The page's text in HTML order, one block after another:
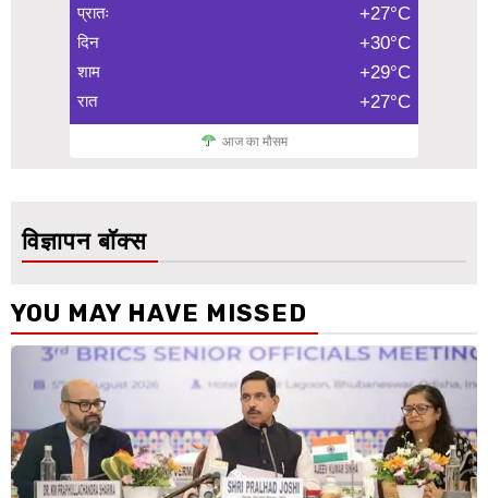
प्रातः +27°C
दिन +30°C
शाम +29°C
रात +27°C
आज का मौसम
विज्ञापन बॉक्स
YOU MAY HAVE MISSED